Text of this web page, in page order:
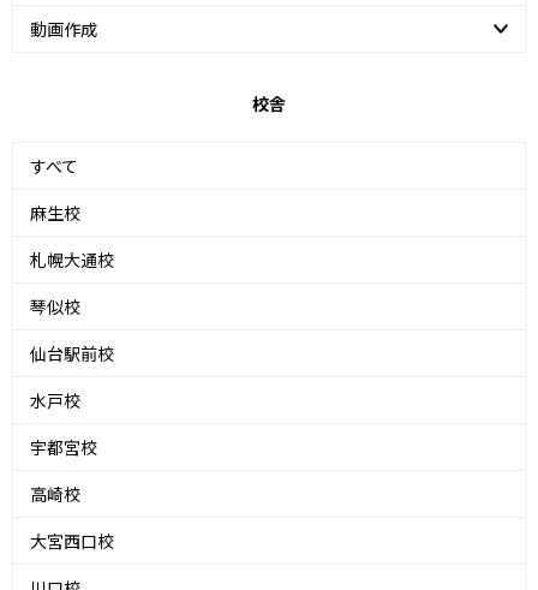
動画作成
校舎
すべて
麻生校
札幌大通校
琴似校
仙台駅前校
水戸校
宇都宮校
高崎校
大宮西口校